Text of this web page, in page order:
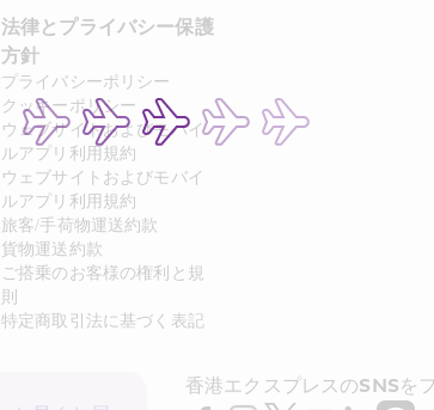
法律とプライバシー保護
方針
プライバシーポリシー
クッキーポリシー
ウェブサイトおよびモバイ
ルアプリ利用規約
ウェブサイトおよびモバイ
ルアプリ利用規約
旅客/手荷物運送約款
貨物運送約款
ご搭乗のお客様の権利と規
則
特定商取引法に基づく表記
香港エクスプレスのSNSを